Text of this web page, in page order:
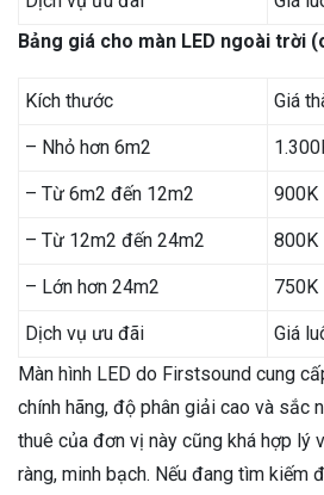
Bảng giá cho màn LED ngoài trời
Kích thước Giá
– Nhỏ hơn 6m2
– Từ 6m2 đến 12m2 900K
– Từ 12m2 đến 24m2 800K
– Lớn hơn 24m2 750K
Dịch vụ ưu đãi
Giá
Màn hình LED do Firstsound cung
chính hãng, độ phân giải cao và sắc
thuê của đơn vị này cũng khá hợp lý
ràng, minh bạch. Nếu đang tìm kiếm